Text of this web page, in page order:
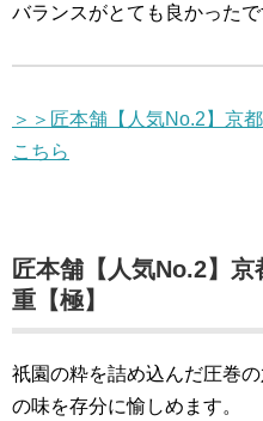
バランスがとても良かったで
＞＞匠本舗【人気No.2】京
こちら
匠本舗【人気No.2】
重【極】
祇園の粋を詰め込んだ圧巻
の味を存分に愉しめます。